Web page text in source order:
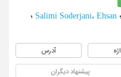
؛ Salimi Soderjani، Ehsan ؛
آدرس
پیشنهاد دیگران